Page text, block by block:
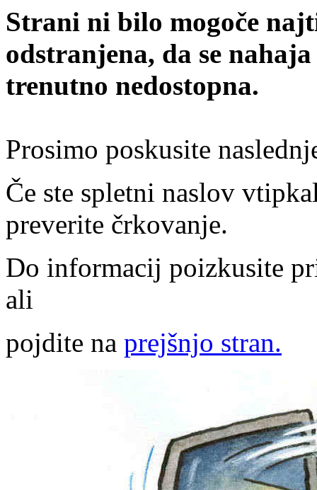
Strani ni bilo mogoče
odstranjena, da se
trenutno nedostopna.
Prosimo poskusite
Če ste spletni naslov
preverite črkovanje.
Do informacij poizkusite
ali
pojdite na prejšnjo stran.